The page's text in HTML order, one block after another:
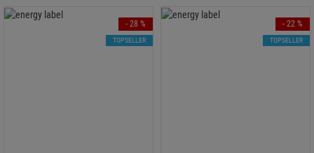
- 28 %
TOPSELLER
- 22 %
TOPSELLER